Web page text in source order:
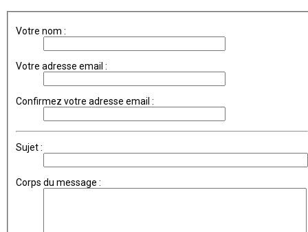
Votre nom :
Votre adresse email :
Confirmez votre adresse email :
Sujet :
Corps du message :